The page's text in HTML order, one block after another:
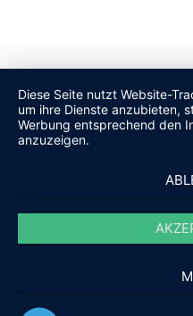
Diese Seite nutzt Website-
um ihre Dienste anzubieten,
Werbung entsprechend den
anzuzeigen.